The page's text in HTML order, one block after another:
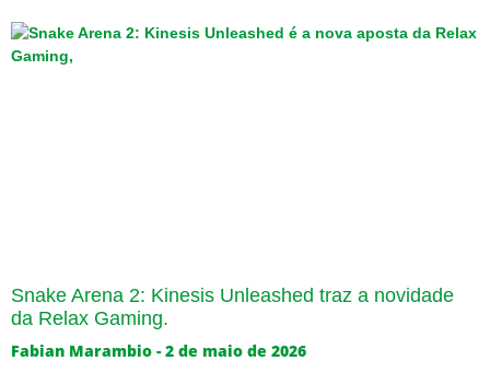
Snake Arena 2: Kinesis Unleashed traz a novidade
da Relax Gaming.
Fabian Marambio 2 de maio de 2026